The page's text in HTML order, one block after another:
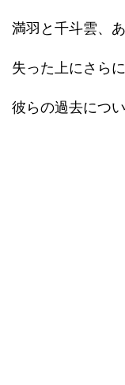
満羽と千斗雲、
失った上にさら
彼らの過去につ